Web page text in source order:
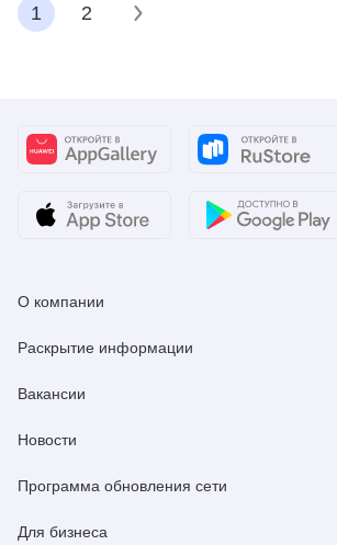
1 2
О компании
Раскрытие информации
Вакансии
Новости
Программа обновления сети
Для бизнеса